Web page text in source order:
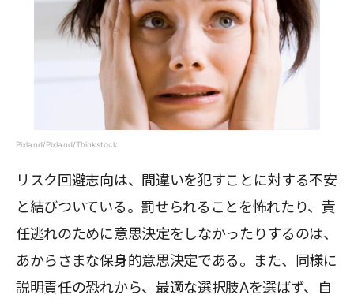
Pixland/Pixland/Thinkstock
リスク回避志向は、間違いを犯すことに対する不安
と結びついている。罰せられることを怖れたり、責
任逃れのために意思決定をしなかったりするのは、
あからさまな保身的意思決定である。また、同様に
説明責任の恐れから、最適な選択肢Aを選ばず、自